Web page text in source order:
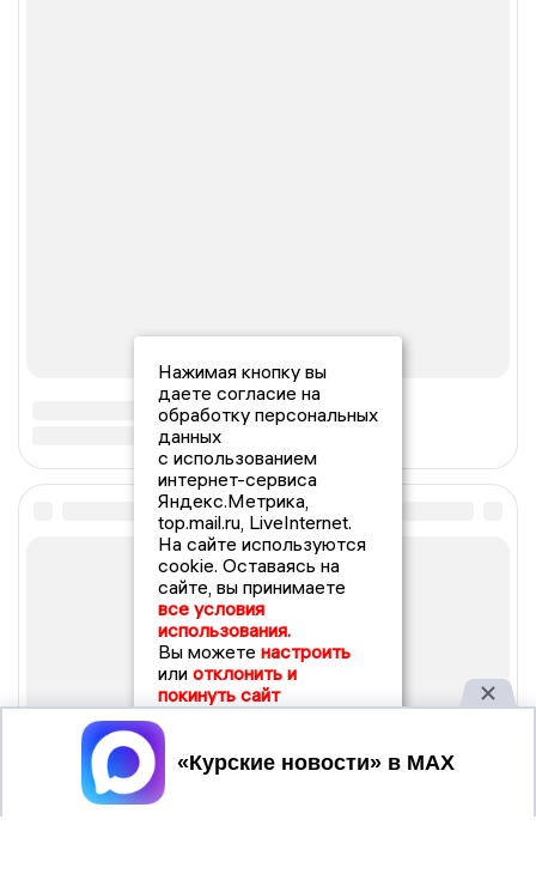
Нажимая кнопку вы
даете согласие на
обработку персональных
данных
с использованием
интернет-сервиса
Яндекс.Метрика,
top.mail.ru, LiveInternet.
На сайте используются
cookie. Оставаясь на
сайте, вы принимаете
все условия
использования.
Вы можете настроить
или отклонить и
покинуть сайт
Принять